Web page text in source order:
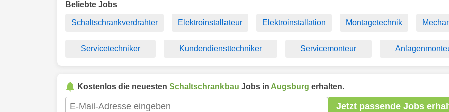
Beliebte Jobs
Schaltschrankverdrahter Elektroinstallateur Elektroinstallation Montagetechnik
Servicetechniker Kundendiensttechniker Servicemonteur
Kostenlos die neuesten Schaltschrankbau Jobs in Augsburg erhalten.
Jetzt passende Jobs